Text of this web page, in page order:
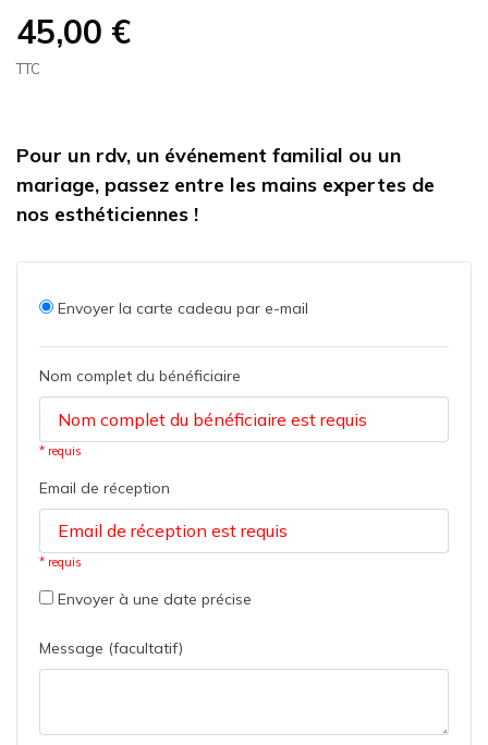
45,00 €
TTC
Pour un rdv, un événement familial ou un
mariage, passez entre les mains expertes de
nos esthéticiennes !
Envoyer la carte cadeau par e-mail
Nom complet du bénéficiaire
* requis
Email de réception
* requis
Envoyer à une date précise
Message (facultatif)